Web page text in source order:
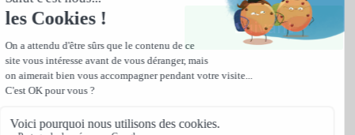
Suivant